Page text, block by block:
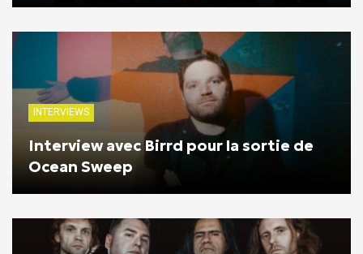
INTERVIEWS
Interview avec Birrd pour la sortie de
Ocean Sweep